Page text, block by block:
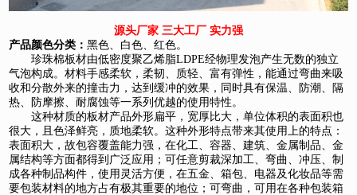
源头厂家 三大工厂 实力强
产品颜色分类：黑色、白色、红色。
珍珠棉板材由低密度聚乙烯脂LDPE经物理发泡产生无数的独立
气泡构成。材料手感柔软，柔韧、质轻、富有弹性，能通过弯曲来吸
收和分散外来的撞击力，达到缓冲的效果，同时具有保温、防潮、隔
热、防摩擦、耐腐蚀等一系列优越的使用特性。
这种材质的板材产品外形扁平，宽厚比大，单位体积的表面积也
很大，且色泽鲜亮，质地柔软。这种外形特点带来其使用上的特点：
表面积大，故包容覆盖能力强，在化工、容器、建筑、金属制品、金
属结构等方面都得到广泛应用；可任意剪裁深加工、弯曲、冲压、制
成各种制品构件，使用灵活方便，在五金、箱包、电器及化妆品等需
要包装材料的地方占有极其重要的地位；可弯曲，可用在各种包装箱